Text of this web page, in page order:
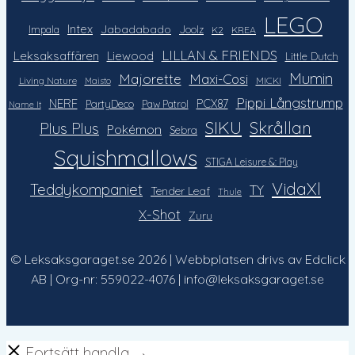
Impala Intex Jabadabado Joolz K2 KREA LEGO
Leksaksaffären Liewood LILLAN & FRIENDS Little Dutch
Living Nature Maisto Majorette Maxi-Cosi MICKI Mumin
Name It NERF PartyDeco Paw Patrol PCX87 Pippi Långstrump
Plus Plus Pokémon Sebra SIKU Skrållan
Squishmallows STIGA Leisure &: Play
Teddykompaniet Tender Leaf Thule TY VidaXl
X-Shot Zuru
© Leksaksgaraget.se 2026 | Webbplatsen drivs av Edclick
AB | Org-nr: 559022-4076 | info@leksaksgaraget.se